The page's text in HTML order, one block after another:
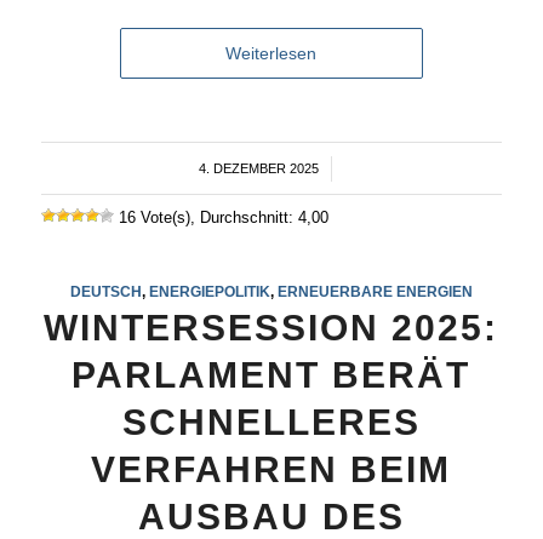
Weiterlesen
4. DEZEMBER 2025
/
16 Vote(s), Durchschnitt: 4,00
DEUTSCH, ENERGIEPOLITIK, ERNEUERBARE ENERGIEN
WINTERSESSION 2025:
PARLAMENT BERÄT
SCHNELLERES
VERFAHREN BEIM
AUSBAU DES